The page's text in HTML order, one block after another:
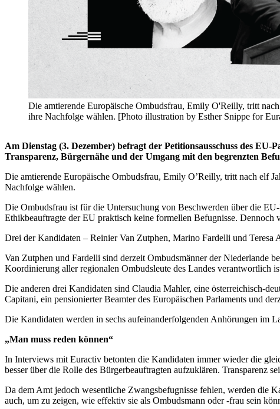
Die amtierende Europäische Ombudsfrau, Emily O'Reilly, tritt
ihre Nachfolge wählen. [Photo illustration by Esther Snippe for
Am Dienstag (3. Dezember) befragt der Petitionsausschuss des
Transparenz, Bürgernähe und der Umgang mit den begrenzten
Die amtierende Europäische Ombudsfrau, Emily O’Reilly, tritt nach elf
Nachfolge wählen.
Die Ombudsfrau ist für die Untersuchung von Beschwerden über die
Ethikbeauftragte der EU praktisch keine formellen Befugnisse. Dennoch
Drei der Kandidaten – Reinier Van Zutphen, Marino Fardelli und Teresa
Van Zutphen und Fardelli sind derzeit Ombudsmänner der Niederlande
Koordinierung aller regionalen Ombudsleute des Landes verantwortlich
Die anderen drei Kandidaten sind Claudia Mahler, eine österreichisch-
Capitani, ein pensionierter Beamter des Europäischen Parlaments und
Die Kandidaten werden in sechs aufeinanderfolgenden Anhörungen im
„Man muss reden können“
In Interviews mit Euractiv betonten die Kandidaten immer wieder die
besser über die Rolle des Bürgerbeauftragten aufzuklären. Transparenz
Da dem Amt jedoch wesentliche Zwangsbefugnisse fehlen, werden die
auch, um zu zeigen, wie effektiv sie als Ombudsmann oder -frau sein